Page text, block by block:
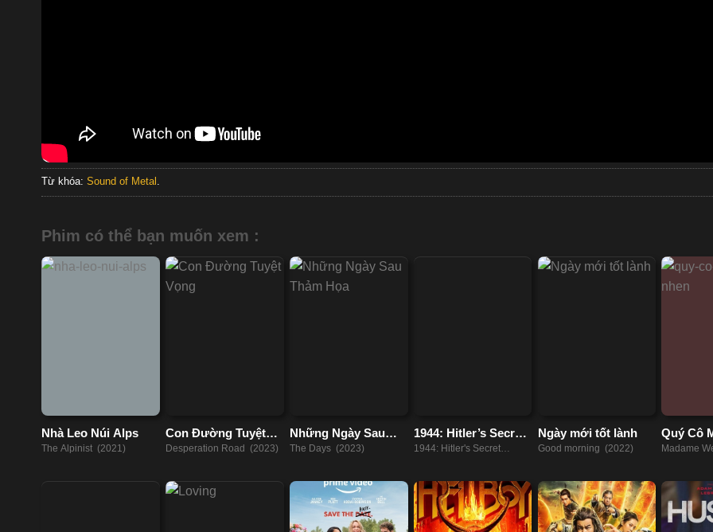
Từ khóa: Sound of Metal
Phim có thể bạn muốn xem :
Nhà Leo Núi Alps
The Alpinist (2021)
Con Đường Tuyệt
Vọng
Desperation Road (2023)
Những Ngày Sau
Thảm Họa
The Days (2023)
1944: Hitler’s Secret
Weapon
1944: Hitler's Secret
Ngày mới tốt lành
Good morning (2022)
Quý Cô
Madame